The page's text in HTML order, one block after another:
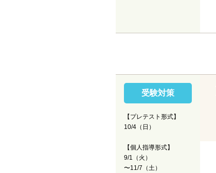
受験対策
【プレテスト形式】
10/4（日）
【個人指導形式】
9/1（火）
〜11/7（土）